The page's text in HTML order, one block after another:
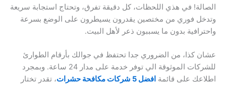
الصالة! في هذي اللحظات، كل دقيقة تفرق، وتحتاج استجابة سريعة
وتدخل فوري من مختصين يقدرون يسيطرون على الوضع بسرعة
واحترافية بدون ما يسببون ذعر لأهل البيت.
عشان كذا، من الضروري جدا تحتفظ في جوالك بأرقام الطوارئ
للشركات الموثوقة الي توفر خدمة على مدار 24 ساعة. وبمجرد
اطلاعك على قائمة افضل 5 شركات مكافحة حشرات
، تقدر تختار